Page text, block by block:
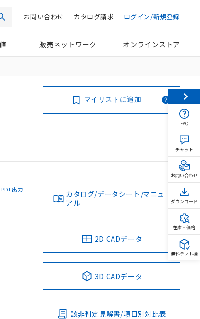
検索 ログイン/新規登録
カタログ請求
お問い合わせ
販売ネットワーク オンラインストア
マイリストに追加
PDF出力
カタログ/データシート/マニュ
アル
2D CADデータ
3D CADデータ
該非判定見解書/項目別対比表
FAQ
チャット
お問い合わせ
ダウンロード
在庫・価格
無料テスト機